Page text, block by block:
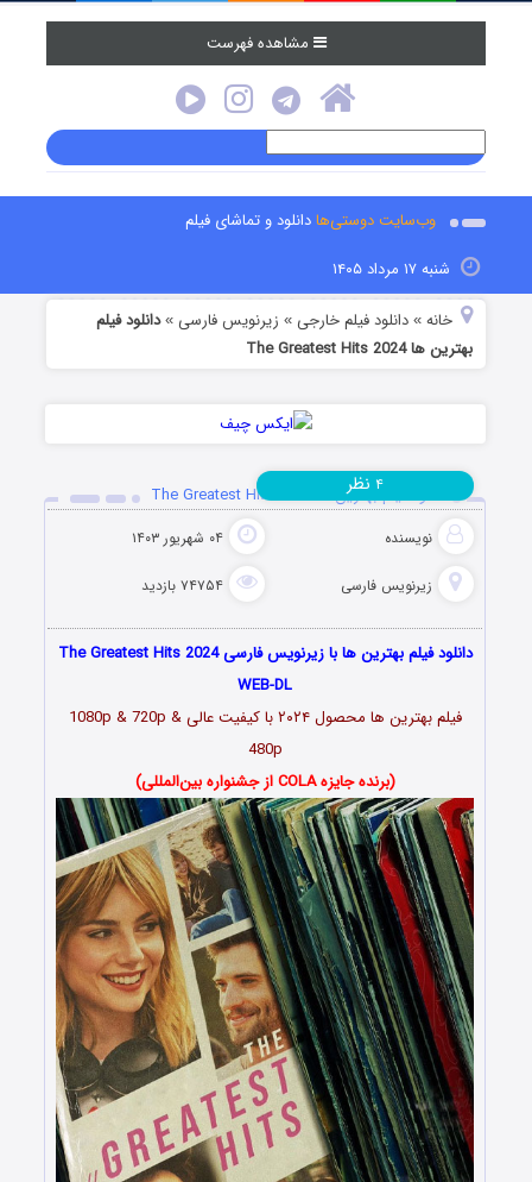
مشاهده فهرست
وب‌سایت دوستی‌هادانلود و تماشای فیلم
شنبه ۱۷ مرداد ۱۴۰۵
خانه »دانلود فیلم خارجی » زیرنویس فارسی »دانلود فیلم
بهترین ها The Greatest Hits 2024
دانلود فیلم بهترین ها The Greatest Hits 2024
نویسنده ۰۴ شهریور ۱۴۰۳
زیرنویس فارسی ۷۴۷۵۴ بازدید
۴ نظر
دانلود فیلم بهترین ها با زیرنویس فارسی The Greatest Hits 2024
WEB-DL
فیلم بهترین ها محصول ۲۰۲۴ با کیفیت عالی 1080p & 720p &
480p
(برنده جایزه COLA از جشنواره بین‌المللی)